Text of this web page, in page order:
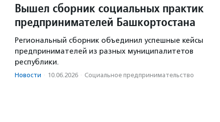
Вышел сборник социальных практик
предпринимателей Башкортостана
Региональный сборник объединил успешные кейсы
предпринимателей из разных муниципалитетов
республики.
Новости · 10.06.2026 · Социальное предпри­нима­тель­ство